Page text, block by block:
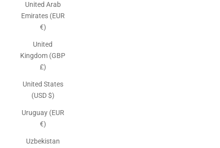
United Arab
Emirates (EUR
€)
United
Kingdom (GBP
£)
United States
(USD $)
Uruguay (EUR
€)
Uzbekistan